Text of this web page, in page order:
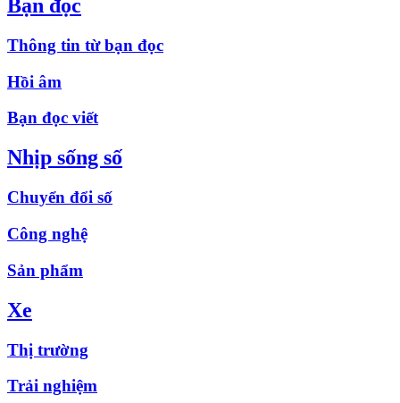
Bạn đọc
Thông tin từ bạn đọc
Hồi âm
Bạn đọc viết
Nhịp sống số
Chuyển đổi số
Công nghệ
Sản phẩm
Xe
Thị trường
Trải nghiệm